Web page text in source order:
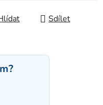
Sdílet